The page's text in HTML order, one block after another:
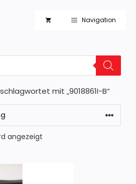
Navigation
mit „9018861I-B“
angezeigt